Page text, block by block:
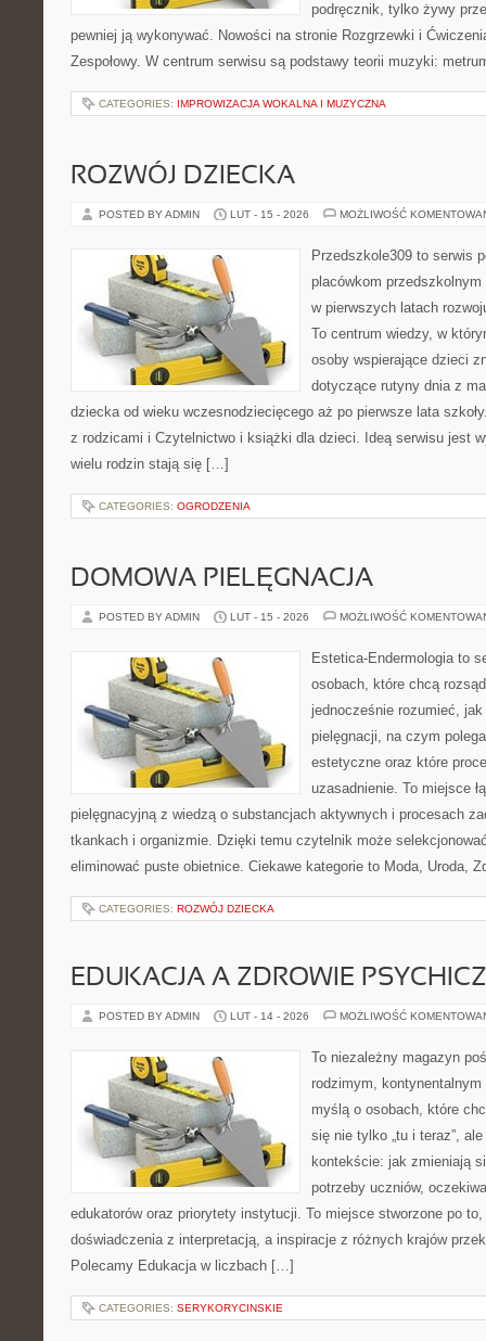
podręcznik, tylko żywy
pewniej ją wykonywać. Nowości na stronie Rozgrzewki i
Zespołowy. W centrum serwisu są podstawy teorii muzyki:
CATEGORIES: IMPROWIZACJA WOKALNA I MUZYCZNA
ROZWÓJ DZIECKA
POSTED BY ADMIN LUT - 15 - 2026 MOŻLIWOŚĆ
Przedszkole309 to serwis
placówkom
w pierwszych latach
To centrum wiedzy, w
osoby wspierające dzieci
dotyczące rutyny dnia z
dziecka od wieku wczesnodziecięcego aż po pierwsze lata
z rodzicami i Czytelnictwo i książki dla dzieci. Ideą serwisu jest
wielu rodzin stają się […]
CATEGORIES: OGRODZENIA
DOMOWA PIELĘGNACJA
POSTED BY ADMIN LUT - 15 - 2026 MOŻLIWOŚĆ
Estetica-Endermologia to
osobach, które chcą
jednocześnie rozumieć, jak
pielęgnacji, na czym
estetyczne oraz które
uzasadnienie. To miejsce
pielęgnacyjną z wiedzą o substancjach aktywnych i procesach
tkankach i organizmie. Dzięki temu czytelnik może
eliminować puste obietnice. Ciekawe kategorie to Moda, Uroda,
CATEGORIES: ROZWÓJ DZIECKA
EDUKACJA A ZDROWIE
POSTED BY ADMIN LUT - 14 - 2026 MOŻLIWOŚĆ
To niezależny magazyn
rodzimym,
myślą o osobach, które
się nie tylko „tu i teraz”,
kontekście: jak zmieniają
potrzeby uczniów,
edukatorów oraz priorytety instytucji. To miejsce stworzone po to,
doświadczenia z interpretacją, a inspiracje z różnych krajów
Polecamy Edukacja w liczbach […]
CATEGORIES: SERYKORYCINSKIE